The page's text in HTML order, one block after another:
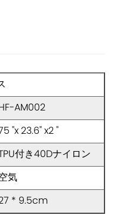
AM002
"x 23.6" x2 "
付き40Dナイロン
気
* 9.5cm